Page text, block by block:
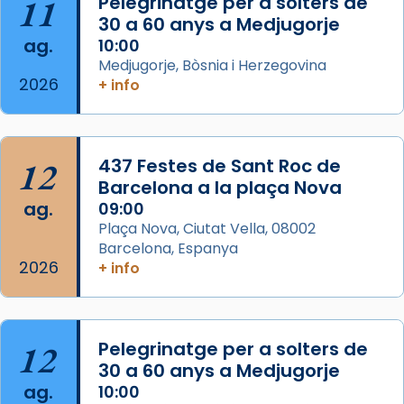
missa d’acció de gràcies en agraïment al
comitè organitzador de la visita apostòlica
del Sant Pare Lleó XIV a Barcelona, i als
col·laboradors, a la Catedral de Barcelona.
L’arquebisbe de Barcelona, el cardenal Joan
Josep Omella, ha presidit la missa i l’ha
concelebrat el bisbe auxiliar de Barcelona,
Mons. David Abadías.
📸 Dr. G. Simón
Photo
View on Facebook
2 weeks ago
Memòria de les santes Juliana i
11
ag.
2026
30 a 60 anys a Medjugorje
10:00
Medjugorje, Bòsnia i Herzegovina
+ info
12
ag.
2026
437 Festes de Sant Roc de
Barcelona a la plaça Nova
09:00
Plaça Nova, Ciutat Vella, 08002
Barcelona, Espanya
+ info
12
ag.
Pelegrinatge per a solters de
30 a 60 anys a Medjugorje
10:00